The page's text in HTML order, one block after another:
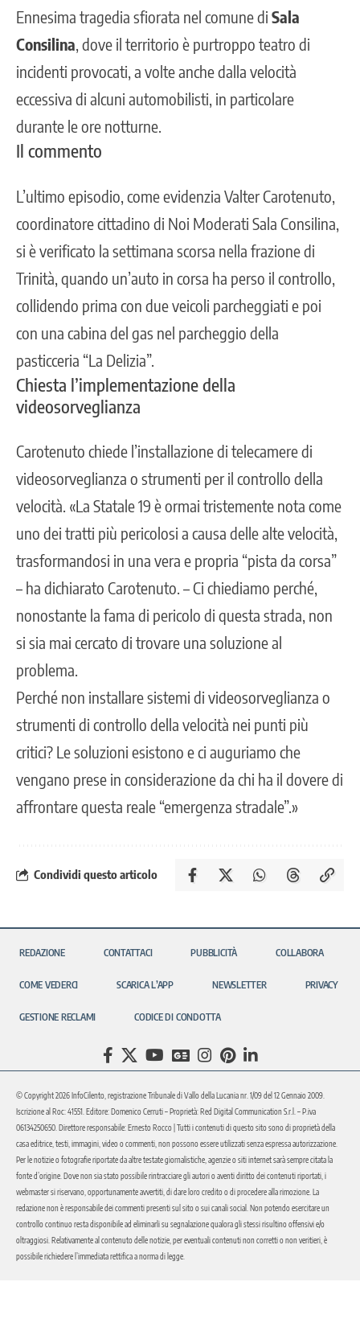
Ennesima tragedia sfiorata nel comune di Sala
Consilina, dove il territorio è purtroppo teatro di
incidenti provocati, a volte anche dalla velocità
eccessiva di alcuni automobilisti, in particolare
durante le ore notturne.
Il commento
L’ultimo episodio, come evidenzia Valter Carotenuto,
coordinatore cittadino di Noi Moderati Sala Consilina,
si è verificato la settimana scorsa nella frazione di
Trinità, quando un’auto in corsa ha perso il controllo,
collidendo prima con due veicoli parcheggiati e poi
con una cabina del gas nel parcheggio della
pasticceria “La Delizia”.
Chiesta l’implementazione della
videosorveglianza
Carotenuto chiede l’installazione di telecamere di
videosorveglianza o strumenti per il controllo della
velocità. «La Statale 19 è ormai tristemente nota come
uno dei tratti più pericolosi a causa delle alte velocità,
trasformandosi in una vera e propria “pista da corsa”
– ha dichiarato Carotenuto. – Ci chiediamo perché,
nonostante la fama di pericolo di questa strada, non
si sia mai cercato di trovare una soluzione al
problema.
Perché non installare sistemi di videosorveglianza o
strumenti di controllo della velocità nei punti più
critici? Le soluzioni esistono e ci auguriamo che
vengano prese in considerazione da chi ha il dovere di
affrontare questa reale “emergenza stradale”.»
Condividi questo articolo
REDAZIONE CONTATTACI PUBBLICITÀ COLLABORA
COME VEDERCI SCARICA L’APP NEWSLETTER PRIVACY
GESTIONE RECLAMI CODICE DI CONDOTTA
© Copyright 2026 InfoCilento, registrazione Tribunale di Vallo della Lucania nr. 1/09 del 12 Gennaio 2009.
Iscrizione al Roc: 41551. Editore: Domenico Cerruti – Proprietà: Red Digital Communication S.r.l. – P.iva
06134250650. Direttore responsabile: Ernesto Rocco | Tutti i contenuti di questo sito sono di proprietà della
casa editrice, testi, immagini, video o commenti, non possono essere utilizzati senza espressa autorizzazione.
Per le notizie o fotografie riportate da altre testate giornalistiche, agenzie o siti internet sarà sempre citata la
fonte d’origine. Dove non sia stato possibile rintracciare gli autori o aventi diritto dei contenuti riportati, i
webmaster si riservano, opportunamente avvertiti, di dare loro credito o di procedere alla rimozione. La
redazione non è responsabile dei commenti presenti sul sito o sui canali social. Non potendo esercitare un
controllo continuo resta disponibile ad eliminarli su segnalazione qualora gli stessi risultino offensivi e/o
oltraggiosi. Relativamente al contenuto delle notizie, per eventuali contenuti non corretti o non veritieri, è
possibile richiedere l’immediata rettifica a norma di legge.